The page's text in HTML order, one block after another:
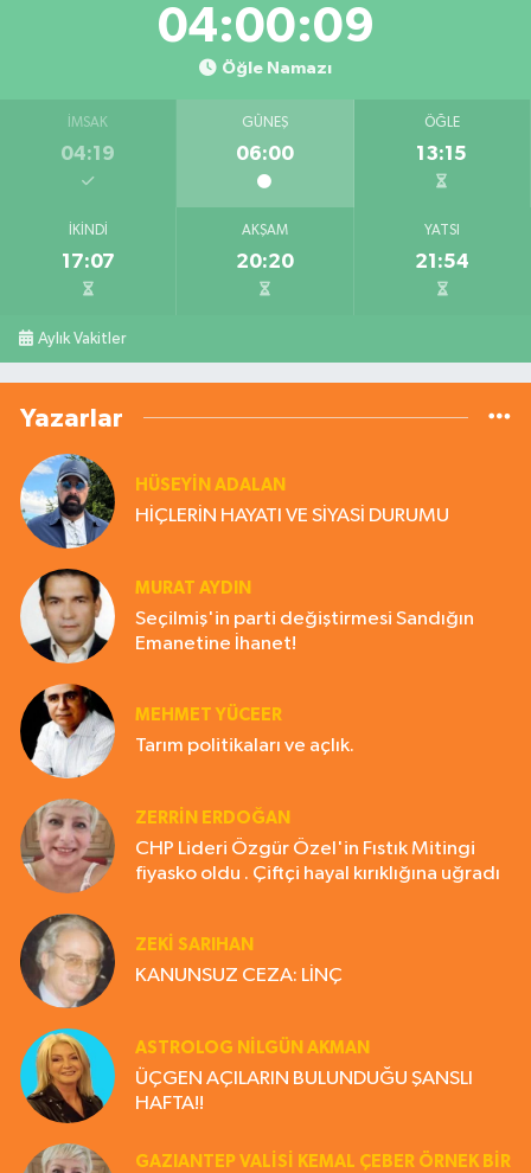
04:00:09
Öğle Namazı
İMSAK
04:19
GÜNEŞ
06:00
ÖĞLE
13:15
İKINDI
17:07
AKŞAM
20:20
YATSI
21:54
Aylık Vakitler
Yazarlar
HÜSEYIN ADALAN
HİÇLERİN HAYATI VE SİYASİ DURUMU
MURAT AYDIN
Seçilmiş'in parti değiştirmesi Sandığın
Emanetine İhanet!
MEHMET YÜCEER
Tarım politikaları ve açlık.
ZERRIN ERDOĞAN
CHP Lideri Özgür Özel'in Fıstık Mitingi
fiyasko oldu . Çiftçi hayal kırıklığına uğradı
ZEKI SARIHAN
KANUNSUZ CEZA: LİNÇ
ASTROLOG NILGÜN AKMAN
ÜÇGEN AÇILARIN BULUNDUĞU ŞANSLI
HAFTA!!
GAZIANTEP VALISI KEMAL ÇEBER ÖRNEK BİR